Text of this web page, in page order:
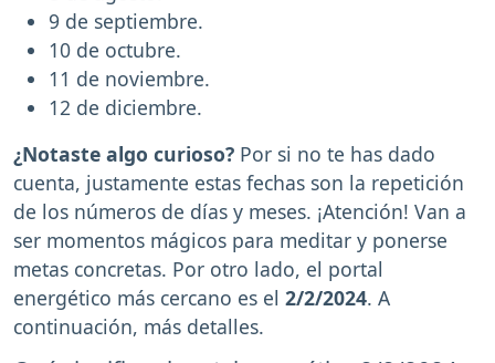
9 de septiembre.
10 de octubre.
11 de noviembre.
12 de diciembre.
¿Notaste algo curioso? Por si no te has dado
cuenta, justamente estas fechas son la repetición
de los números de días y meses. ¡Atención! Van a
ser momentos mágicos para meditar y ponerse
metas concretas. Por otro lado, el portal
energético más cercano es el 2/2/2024. A
continuación, más detalles.